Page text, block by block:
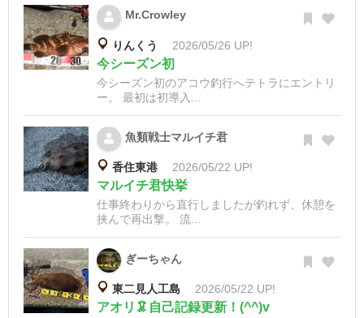
Mr.Crowley
りんくう 2026/05/26 UP!
今シーズン初
今シーズン初のアコウ釣行へテトラにエントリ
ー。 最初は初導入...
魚類戦士マルイチ君
香住東港 2026/05/22 UP!
マルイチ君快挙
仕事終わりから直行しましたが釣れず、休憩を
挟んで再出撃。 流...
ぎーちゃん
東二見人工島 2026/05/22 UP!
アオリ🦑自己記録更新！(^^)v